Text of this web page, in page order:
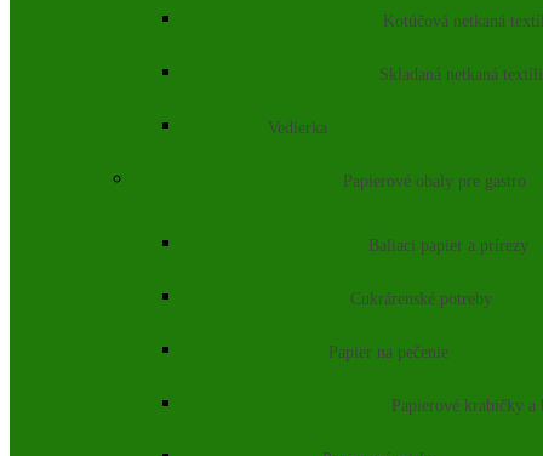
Kotúčová netkaná
Skladaná netkaná
Vedierka
Papierové obaly pre gastro
Baliaci papier a prírezy
Cukrárenské potreby
Papier na pečenie
Papierové krabičky a